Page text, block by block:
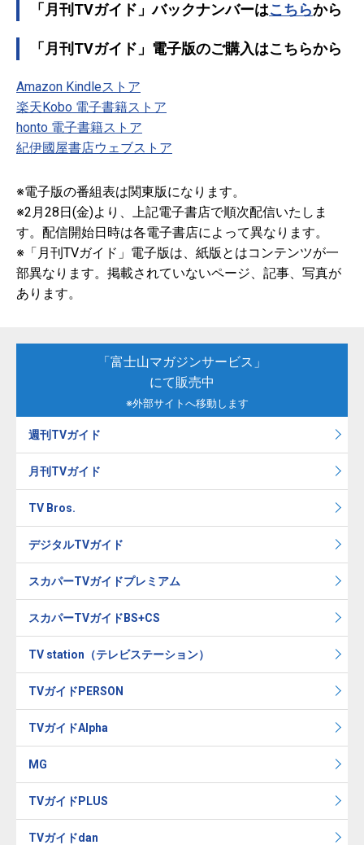
「月刊TVガイド」バックナンバーはこちらから
「月刊TVガイド」電子版のご購入はこちらから
Amazon Kindleストア
楽天Kobo 電子書籍ストア
honto 電子書籍ストア
紀伊國屋書店ウェブストア
※電子版の番組表は関東版になります。
※2月28日(金)より、上記電子書店で順次配信いたしま
す。配信開始日時は各電子書店によって異なります。
※「月刊TVガイド」電子版は、紙版とはコンテンツが一
部異なります。掲載されていないページ、記事、写真が
あります。
「富士山マガジンサービス」
にて販売中
※外部サイトへ移動します
週刊TVガイド
月刊TVガイド
TV Bros.
デジタルTVガイド
スカパーTVガイドプレミアム
スカパーTVガイドBS+CS
TV station（テレビステーション）
TVガイドPERSON
TVガイドAlpha
MG
TVガイドPLUS
TVガイドdan